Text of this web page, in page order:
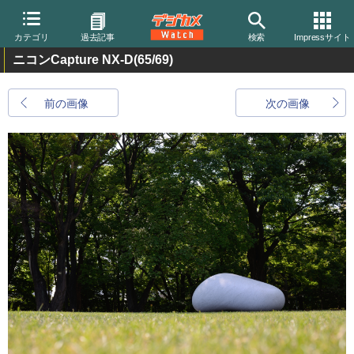
カテゴリ 過去記事 検索 Impressサイト
ニコンCapture NX-D(65/69)
前の画像 次の画像